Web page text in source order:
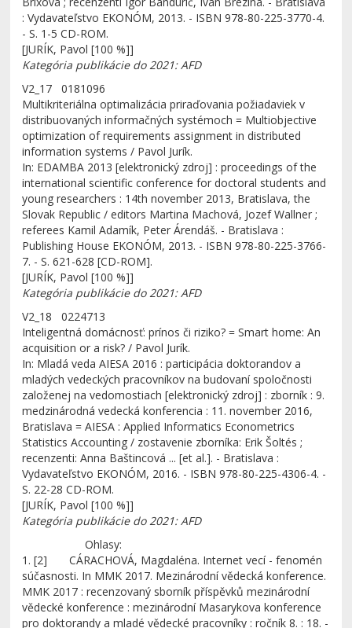
: Vydavateľstvo EKONÓM, 2013. - ISBN 978-80-225-3770-4.
- S. 1-5 CD-ROM.
[JURÍK, Pavol [100 %]]
Kategória publikácie do 2021: AFD
V2_17 0181096
Multikriteriálna optimalizácia priraďovania požiadaviek v
distribuovaných informačných systémoch = Multiobjective
optimization of requirements assignment in distributed
information systems / Pavol Jurík.
In: EDAMBA 2013 [elektronický zdroj] : proceedings of the
international scientific conference for doctoral students and
young researchers : 14th november 2013, Bratislava, the
Slovak Republic / editors Martina Machová, Jozef Wallner ;
referees Kamil Adamík, Peter Árendáš. - Bratislava :
Publishing House EKONÓM, 2013. - ISBN 978-80-225-3766-
7. - S. 621-628 [CD-ROM].
[JURÍK, Pavol [100 %]]
Kategória publikácie do 2021: AFD
V2_18 0224713
Inteligentná domácnosť: prínos či riziko? = Smart home: An
acquisition or a risk? / Pavol Jurík.
In: Mladá veda AIESA 2016 : participácia doktorandov a
mladých vedeckých pracovníkov na budovaní spoločnosti
založenej na vedomostiach [elektronický zdroj] : zborník : 9.
medzinárodná vedecká konferencia : 11. november 2016,
Bratislava = AIESA : Applied Informatics Econometrics
Statistics Accounting / zostavenie zborníka: Erik Šoltés ;
recenzenti: Anna Baštincová ... [et al.]. - Bratislava :
Vydavateľstvo EKONÓM, 2016. - ISBN 978-80-225-4306-4. -
S. 22-28 CD-ROM.
[JURÍK, Pavol [100 %]]
Kategória publikácie do 2021: AFD
Ohlasy:
1. [2] CÁRACHOVÁ, Magdaléna. Internet vecí - fenomén
súčasnosti. In MMK 2017. Mezinárodní vědecká konference.
MMK 2017 : recenzovaný sborník příspěvků mezinárodní
vědecké konference : mezinárodní Masarykova konference
pro doktorandy a mladé vědecké pracovníky : ročník 8. : 18. -